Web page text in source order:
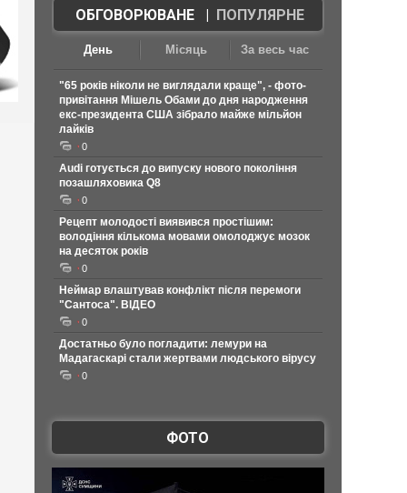
ОБГОВОРЮВАНЕ| ПОПУЛЯРНЕ
День Місяць За весь час
"65 років ніколи не виглядали краще", - фото-
привітання Мішель Обами до дня народження
екс-президента США зібрало майже мільйон
лайків
0
Audi готується до випуску нового покоління
позашляховика Q8
0
Рецепт молодості виявився простішим:
володіння кількома мовами омолоджує мозок
на десяток років
0
Неймар влаштував конфлікт після перемоги
"Сантоса". ВІДЕО
0
Достатньо було погладити: лемури на
Мадагаскарі стали жертвами людського вірусу
0
ФОТО